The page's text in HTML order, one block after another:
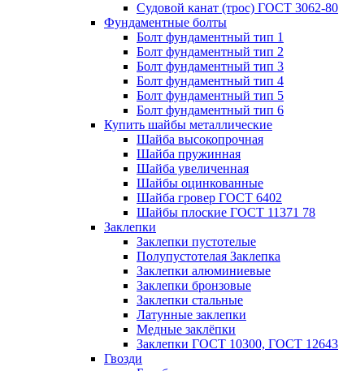
Судовой канат (трос) ГОСТ 3062-80
Фундаментные болты
Болт фундаментный тип 1
Болт фундаментный тип 2
Болт фундаментный тип 3
Болт фундаментный тип 4
Болт фундаментный тип 5
Болт фундаментный тип 6
Купить шайбы металлические
Шайба высокопрочная
Шайба пружинная
Шайба увеличенная
Шайбы оцинкованные
Шайба гровер ГОСТ 6402
Шайбы плоские ГОСТ 11371 78
Заклепки
Заклепки пустотелые
Полупустотелая Заклепка
Заклепки алюминиевые
Заклепки бронзовые
Заклепки стальные
Латунные заклепки
Медные заклёпки
Заклепки ГОСТ 10300, ГОСТ 12643
Гвозди